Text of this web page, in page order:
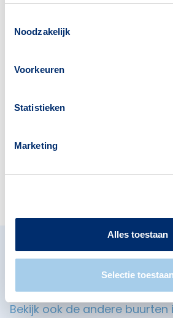
Noodzakelijk
Voorkeuren
Statistieken
Marketing
Alles toestaan
Selectie toestaan
Supermarkten
Cafés
Omliggende
Groningen
Bekijk ook de andere buurten